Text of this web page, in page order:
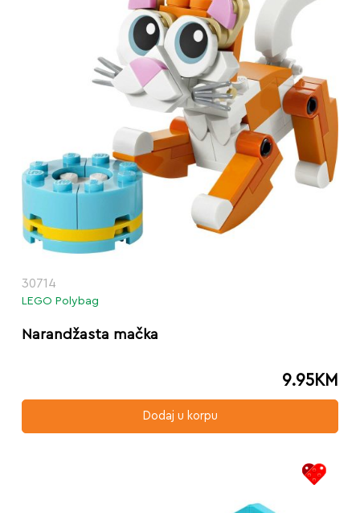
30714
LEGO Polybag
Narandžasta mačka
9.95KM
Dodaj u korpu